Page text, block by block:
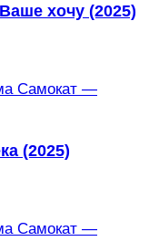
хочу (2025)
(2025)